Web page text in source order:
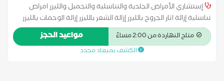
إستشاري الأمراض الجلدية والتناسلية والتجميل والليزر امراض
تناسلية إزالة اثار الجروح بالليزر إزالة الشعر بالليزر إزالة الوحمات بالليزر
الكي الكهربائي الليزر الكربوني تفتيح البشرة حساسية الجلد زراعة
الشعر علاج آثار الحروق علاج الإكزيما علاج البشرة علاج التجاعيد علاج
التصبغات الجلدية علاج التينيا بالليزر علاج الصدفية علاج الصلع علاج
متاح النهاردة من 2:00 مساءً مواعيد الحجز
الكشف بميعاد محدد